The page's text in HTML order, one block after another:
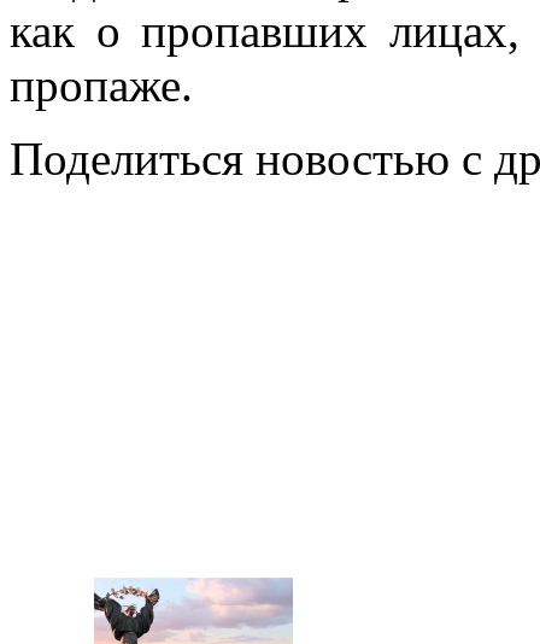
как о пропавших
пропаже.
Поделиться новостью с